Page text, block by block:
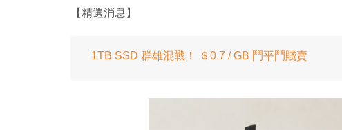
【精選消息】
1TB SSD 群雄混戰！ ＄0.7 / GB 鬥平鬥賤賣